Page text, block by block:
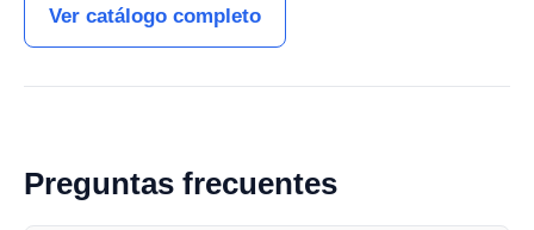
Ver catálogo completo
Preguntas frecuentes